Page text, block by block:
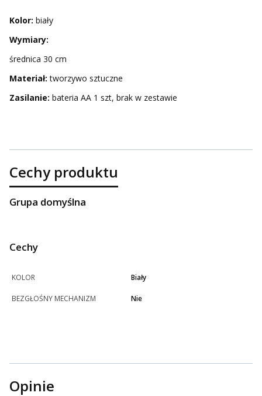
Kolor: biały
Wymiary:
średnica 30 cm
Materiał:tworzywo sztuczne
Zasilanie: bateria AA 1 szt, brak w zestawie
Cechy produktu
Grupa domyślna
Cechy
KOLOR Biały
BEZGŁOŚNY MECHANIZM Nie
Opinie